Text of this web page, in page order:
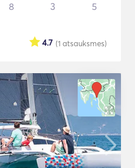
8 3 5
(1 atsauksmes)
4.7